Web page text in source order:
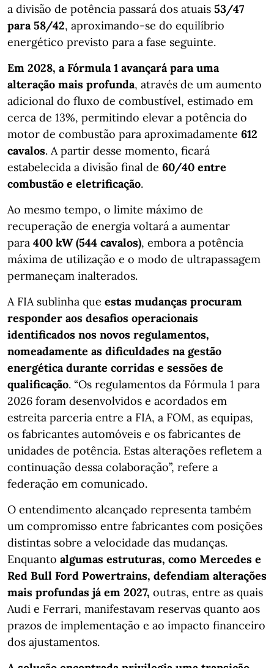
a divisão de potência passará dos atuais 53/47
para 58/42, aproximando-se do equilíbrio
energético previsto para a fase seguinte.
Em 2028, a Fórmula 1 avançará para uma
alteração mais profunda, através de um aumento
adicional do fluxo de combustível, estimado em
cerca de 13%, permitindo elevar a potência do
motor de combustão para aproximadamente 612
cavalos. A partir desse momento, ficará
estabelecida a divisão final de 60/40 entre
combustão e eletrificação.
Ao mesmo tempo, o limite máximo de
recuperação de energia voltará a aumentar
para 400 kW (544 cavalos), embora a potência
máxima de utilização e o modo de ultrapassagem
permaneçam inalterados.
A FIA sublinha que estas mudanças procuram
responder aos desafios operacionais
identificados nos novos regulamentos,
nomeadamente as dificuldades na gestão
energética durante corridas e sessões de
qualificação. “Os regulamentos da Fórmula 1 para
2026 foram desenvolvidos e acordados em
estreita parceria entre a FIA, a FOM, as equipas,
os fabricantes automóveis e os fabricantes de
unidades de potência. Estas alterações refletem a
continuação dessa colaboração”, refere a
federação em comunicado.
O entendimento alcançado representa também
um compromisso entre fabricantes com posições
distintas sobre a velocidade das mudanças.
Enquanto algumas estruturas, como Mercedes e
Red Bull Ford Powertrains, defendiam alterações
mais profundas já em 2027, outras, entre as quais
Audi e Ferrari, manifestavam reservas quanto aos
prazos de implementação e ao impacto financeiro
dos ajustamentos.